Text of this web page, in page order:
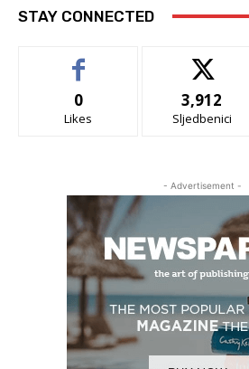
STAY CONNECTED
0
Likes
3,912
Sljedbenici
- Advertisement -